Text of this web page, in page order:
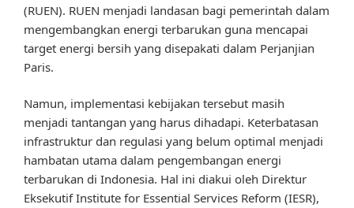
(RUEN). RUEN menjadi landasan bagi pemerintah dalam
mengembangkan energi terbarukan guna mencapai
target energi bersih yang disepakati dalam Perjanjian
Paris.
Namun, implementasi kebijakan tersebut masih
menjadi tantangan yang harus dihadapi. Keterbatasan
infrastruktur dan regulasi yang belum optimal menjadi
hambatan utama dalam pengembangan energi
terbarukan di Indonesia. Hal ini diakui oleh Direktur
Eksekutif Institute for Essential Services Reform (IESR),